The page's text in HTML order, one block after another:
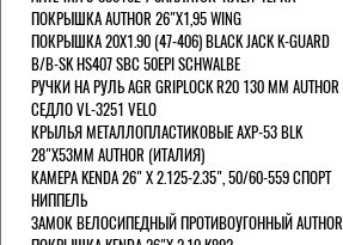
ПОКРЫШКА AUTHOR 26"Х1,95 WING
ПОКРЫШКА 20X1.90 (47-406) BLACK JACK K-GUARD
B/B-SK HS407 SBC 50EPI SCHWALBE
РУЧКИ НА РУЛЬ AGR GRIPLOCK R20 130 ММ AUTHOR
СЕДЛО VL-3251 VELO
КРЫЛЬЯ МЕТАЛЛОПЛАСТИКОВЫЕ AXP-53 BLK
28"Х53ММ AUTHOR (ИТАЛИЯ)
КАМЕРА KENDA 26" Х 2.125-2.35", 50/60-559 СПОРТ
НИППЕЛЬ
ЗАМОК ВЕЛОСИПЕДНЫЙ ПРОТИВОУГОННЫЙ AUTHOR